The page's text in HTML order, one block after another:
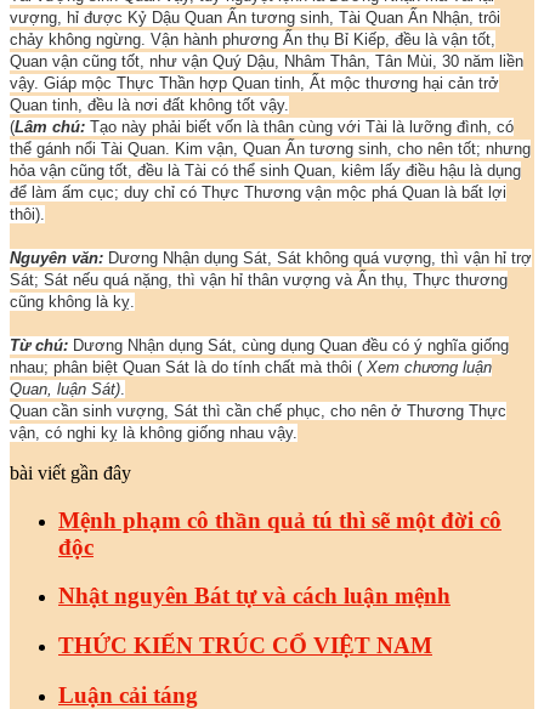
vượng, hỉ được Kỷ Dậu Quan Ấn tương sinh, Tài Quan Ấn Nhận, trôi
chảy không ngừng. Vận hành phương Ấn thụ Bỉ Kiếp, đều là vận tốt,
Quan vận cũng tốt, như vận Quý Dậu, Nhâm Thân, Tân Mùi, 30 năm liền
vậy. Giáp mộc Thực Thần hợp Quan tinh, Ất mộc thương hại cản trở
Quan tinh, đều là nơi đất không tốt vậy.
(Lâm chú: Tạo này phải biết vốn là thân cùng với Tài là lưỡng đình, có
thể gánh nổi Tài Quan. Kim vận, Quan Ấn tương sinh, cho nên tốt; nhưng
hỏa vận cũng tốt, đều là Tài có thể sinh Quan, kiêm lấy điều hậu là dụng
để làm ấm cục; duy chỉ có Thực Thương vận mộc phá Quan là bất lợi
thôi).
Nguyên văn: Dương Nhận dụng Sát, Sát không quá vượng, thì vận hỉ trợ
Sát; Sát nếu quá nặng, thì vận hỉ thân vượng và Ấn thụ, Thực thương
cũng không là kỵ.
Từ chú: Dương Nhận dụng Sát, cùng dụng Quan đều có ý nghĩa giống
nhau; phân biệt Quan Sát là do tính chất mà thôi ( Xem chương luận
Quan, luận Sát)
Quan cần sinh vượng, Sát thì cần chế phục, cho nên ở Thương Thực
vận, có nghi kỵ là không giống nhau vậy.
bài viết gần đây
Mệnh phạm cô thần quả tú thì sẽ một đời cô
độc
Nhật nguyên Bát tự và cách luận mệnh
THỨC KIẾN TRÚC CỔ VIỆT NAM
Luận cải táng